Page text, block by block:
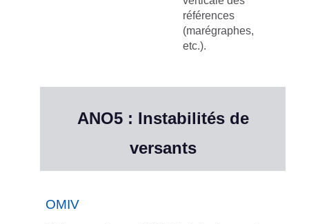
références
(marégraphes,
etc.).
ANO5 : Instabilités de
versants
OMIV